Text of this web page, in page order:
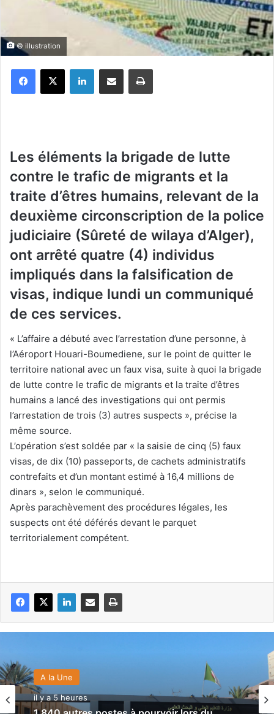
© illustration
Les éléments la brigade de lutte
contre le trafic de migrants et la
traite d’êtres humains, relevant de la
deuxième circonscription de la police
judiciaire (Sûreté de wilaya d’Alger),
ont arrêté quatre (4) individus
impliqués dans la falsification de
visas, indique lundi un communiqué
de ces services.
« L’affaire a débuté avec l’arrestation d’une personne, à
l’Aéroport Houari-Boumediene, sur le point de quitter le
territoire national avec un faux visa, suite à quoi la brigade
de lutte contre le trafic de migrants et la traite d’êtres
humains a lancé des investigations qui ont permis
l’arrestation de trois (3) autres suspects », précise la
même source.
L’opération s’est soldée par « la saisie de cinq (5) faux
visas, de dix (10) passeports, de cachets administratifs
contrefaits et d’un montant estimé à 16,4 millions de
dinars », selon le communiqué.
Après parachèvement des procédures légales, les
suspects ont été déférés devant le parquet
territorialement compétent.
A la Une
il y a 5 heures